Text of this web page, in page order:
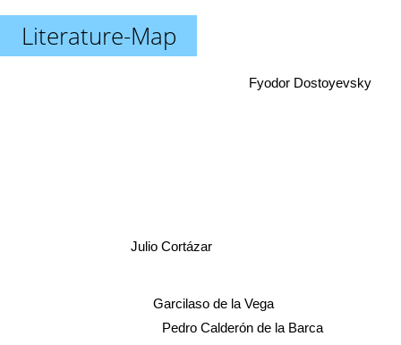
Literature-Map
Pedro Calderón de la Barca
Garcilaso de la Vega
Fyodor Dostoyevsky
Julio Cortázar